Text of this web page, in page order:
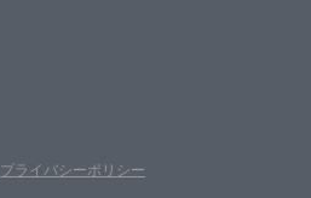
プライバシーポリシー